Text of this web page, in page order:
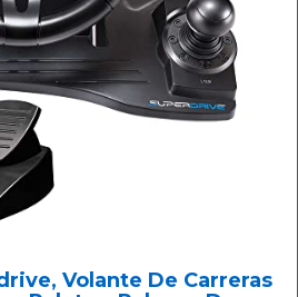
Volante De Carreras